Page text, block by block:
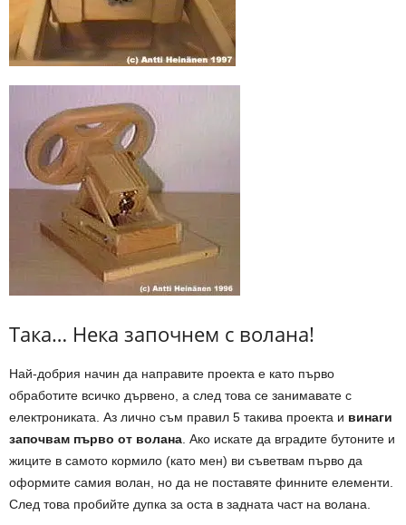
Така… Нека започнем с волана!
Най-добрия начин да направите проекта е като първо
обработите всичко дървено, а след това се занимавате с
електрониката. Аз лично съм правил 5 такива проекта и винаги
започвам първо от волана. Ако искате да вградите бутоните и
жиците в самото кормило (като мен) ви съветвам първо да
оформите самия волан, но да не поставяте финните елементи.
След това пробийте дупка за оста в задната част на волана.